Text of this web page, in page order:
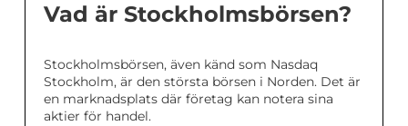
Vad är Stockholmsbörsen?
Stockholmsbörsen, även känd som Nasdaq
Stockholm, är den största börsen i Norden. Det är
en marknadsplats där företag kan notera sina
aktier för handel.